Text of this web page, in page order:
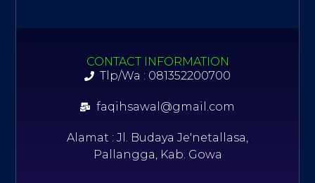
CONTACT INFORMATION
Tlp/Wa : 081352200700
faqihsawal@gmail.com
Alamat : Jl. Budaya Je'netallasa,
Pallangga, Kab. Gowa